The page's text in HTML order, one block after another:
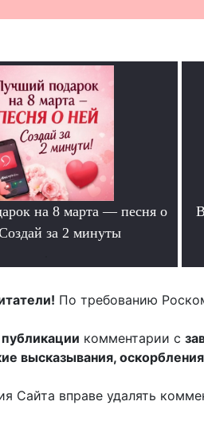
на 8 марта — песня о
за 2 минуты
По требованию
комментарии с
высказывания,
Сайта вправе удалять